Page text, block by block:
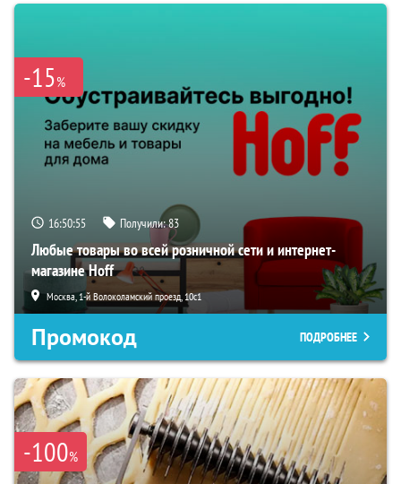
-15%
16:50:54 Получили:83
Любые товары во всей розничной сети и интернет-
магазине Hoff
Москва, 1-й Волоколамский проезд, 10с1
Промокод ПОДРОБНЕЕ
-100%